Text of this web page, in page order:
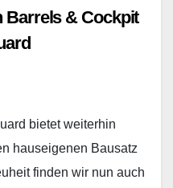
Barrels & Cockpit
bietet weiterhin
hauseigenen Bausatz
finden wir nun auch